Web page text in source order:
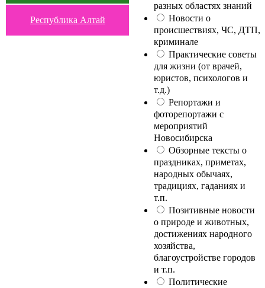
Республика Алтай
разных областях знаний
Новости о
происшествиях, ЧС, ДТП,
криминале
Практические советы
для жизни (от врачей,
юристов, психологов и
т.д.)
Репортажи и
фоторепортажи с
мероприятий
Новосибирска
Обзорные тексты о
праздниках, приметах,
народных обычаях,
традициях, гаданиях и
т.п.
Позитивные новости
о природе и животных,
достижениях народного
хозяйства,
благоустройстве городов
и т.п.
Политические